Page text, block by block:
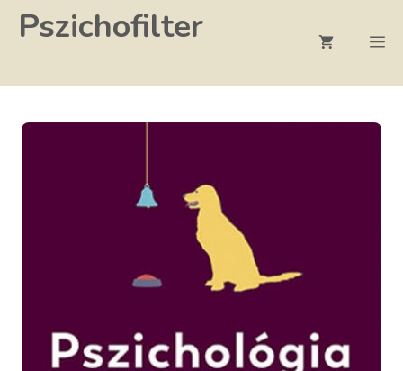
KilépésPszichofilter